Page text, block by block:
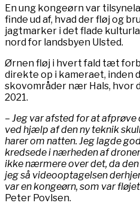
En ung kongeørn var
finde ud af, hvad der fløj og
jagtmarker i det flade
nord for landsbyen Ulsted.
Ørnen fløj i hvert fald tæt
direkte op i kameraet, inden
skovområder nær Hals, hvor
2021.
– Jeg var afsted for at afprøve
ved hjælp af den ny teknik
harer om natten. Jeg lagde
kredsede i nærheden af
ikke nærmere over det, da
jeg så videooptagelsen
var en kongeørn, som var
Peter Povlsen.